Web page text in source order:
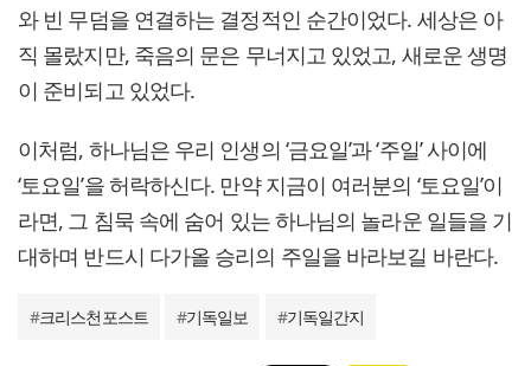
와 빈 무덤을 연결하는 결정적인 순간이었다. 세상은 아
직 몰랐지만, 죽음의 문은 무너지고 있었고, 새로운 생명
이 준비되고 있었다.
이처럼, 하나님은 우리 인생의 ‘금요일’과 ‘주일’ 사이에
‘토요일’을 허락하신다. 만약 지금이 여러분의 ‘토요일’이
라면, 그 침묵 속에 숨어 있는 하나님의 놀라운 일들을 기
대하며 반드시 다가올 승리의 주일을 바라보길 바란다.
#크리스천포스트 #기독일보 #기독일간지